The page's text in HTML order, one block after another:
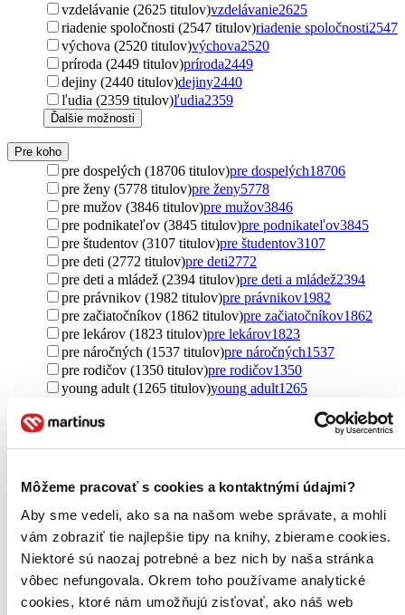
Môžeme pracovať s cookies a kontaktnými údajmi?
Aby sme vedeli, ako sa na našom webe správate, a mohli
vám zobraziť tie najlepšie tipy na knihy, zbierame cookies.
Niektoré sú naozaj potrebné a bez nich by naša stránka
vôbec nefungovala. Okrem toho používame analytické
cookies, ktoré nám umožňujú zisťovať, ako náš web
vzdelávanie (2625 titulov)vzdelávanie2625
riadenie spoločnosti (2547 titulov)riadenie spoločnosti2547
výchova (2520 titulov)výchova2520
príroda (2449 titulov)príroda2449
dejiny (2440 titulov)dejiny2440
ľudia (2359 titulov)ľudia2359
Ďalšie možnosti
Pre koho
pre dospelých (18706 titulov)pre dospelých18706
pre ženy (5778 titulov)pre ženy5778
pre mužov (3846 titulov)pre mužov3846
pre podnikateľov (3845 titulov)pre podnikateľov3845
pre študentov (3107 titulov)pre študentov3107
pre deti (2772 titulov)pre deti2772
pre deti a mládež (2394 titulov)pre deti a mládež2394
pre právnikov (1982 titulov)pre právnikov1982
pre začiatočníkov (1862 titulov)pre začiatočníkov1862
pre lekárov (1823 titulov)pre lekárov1823
pre náročných (1537 titulov)pre náročných1537
pre rodičov (1350 titulov)pre rodičov1350
young adult (1265 titulov)young adult1265
pre učiteľov (1071 titulov)
pre žiakov (707 titulov)
pre žiakov 707
pre dievčatá (670 titulov) pre dievčatá670
pre fyzické osoby (588 titulov) pre fyzické osoby 588
pre trénerov (437 titulov)pre trénerov 437
pre kresťanov (437 titulov) pre kresťanov
437
pre najmenších (435 titulov)
pre najmenších
pre cestovateľov (363 titulov)pre cestovateľov363
pre predškolákov (317 titulov)pre predškolákov317